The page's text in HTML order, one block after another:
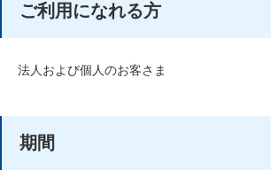
ご利用になれる方
法人および個人のお客さま
期間